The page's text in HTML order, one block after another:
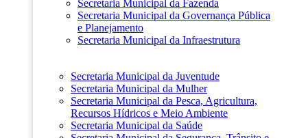
Secretaria Municipal da Fazenda
Secretaria Municipal da Governança Pública
e Planejamento
Secretaria Municipal da Infraestrutura
Secretaria Municipal da Juventude
Secretaria Municipal da Mulher
Secretaria Municipal da Pesca, Agricultura,
Recursos Hídricos e Meio Ambiente
Secretaria Municipal da Saúde